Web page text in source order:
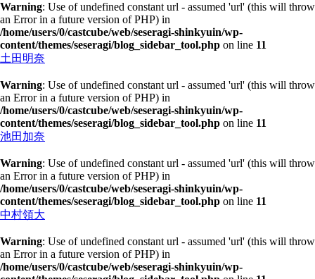
Warning: Use of undefined constant url - assumed 'url' (this will throw
an Error in a future version of PHP) in
/home/users/0/castcube/web/seseragi-shinkyuin/wp-
content/themes/seseragi/blog_sidebar_tool.php on line 11
土田明奈
Warning: Use of undefined constant url - assumed 'url' (this will throw
an Error in a future version of PHP) in
/home/users/0/castcube/web/seseragi-shinkyuin/wp-
content/themes/seseragi/blog_sidebar_tool.php on line 11
池田加奈
Warning: Use of undefined constant url - assumed 'url' (this will throw
an Error in a future version of PHP) in
/home/users/0/castcube/web/seseragi-shinkyuin/wp-
content/themes/seseragi/blog_sidebar_tool.php on line 11
中村領大
Warning: Use of undefined constant url - assumed 'url' (this will throw
an Error in a future version of PHP) in
/home/users/0/castcube/web/seseragi-shinkyuin/wp-